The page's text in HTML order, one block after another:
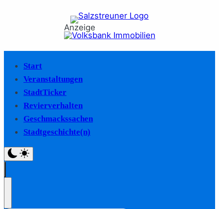
Anzeige
Start
Veranstaltungen
StadtTicker
Revierverhalten
Geschmackssachen
Stadtgeschichte(n)